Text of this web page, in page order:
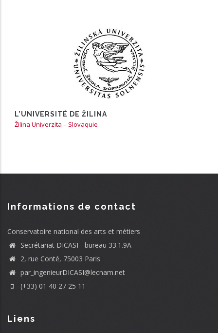
En partenariat avec l’EICnam de Reims
https://www.uniza.sk
L’UNIVERSITÉ DE ŽILINA
Žilina Univerzita – Slovaquie
Informations de contact
Conservatoire national des arts et métiers
Secrétariat DICASI - bureau 33.1.9A
2, rue Conté, 75003 Paris
par_ingenieurDICASI@lecnam.net
(+33) 01 40 27 25 11
Liens